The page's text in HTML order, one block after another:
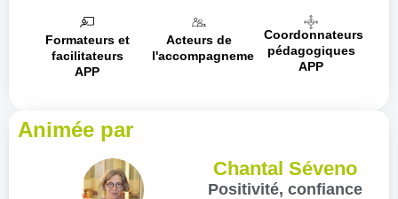
Formateurs et
facilitateurs
APP
Acteurs de
l'accompagnement
Coordonnateurs
pédagogiques
APP
Animée par
Chantal Séveno
Positivité, confiance